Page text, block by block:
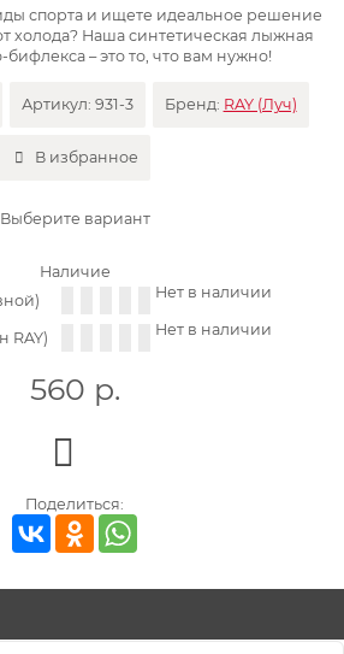
спорта и ищете идеальное решение
холода? Наша синтетическая лыжная
– это то, что вам нужно!
Артикул: 931-3 Бренд: RAY (Луч)
В избранное
Выберите вариант
Наличие
Нет в наличии
RAY) Нет в наличии
560 р.
Поделиться: